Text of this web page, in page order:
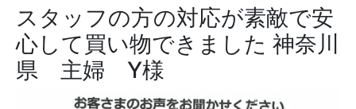
スタッフの方の対応が素敵で安
心して買い物できました 神奈川
県 主婦 Y様